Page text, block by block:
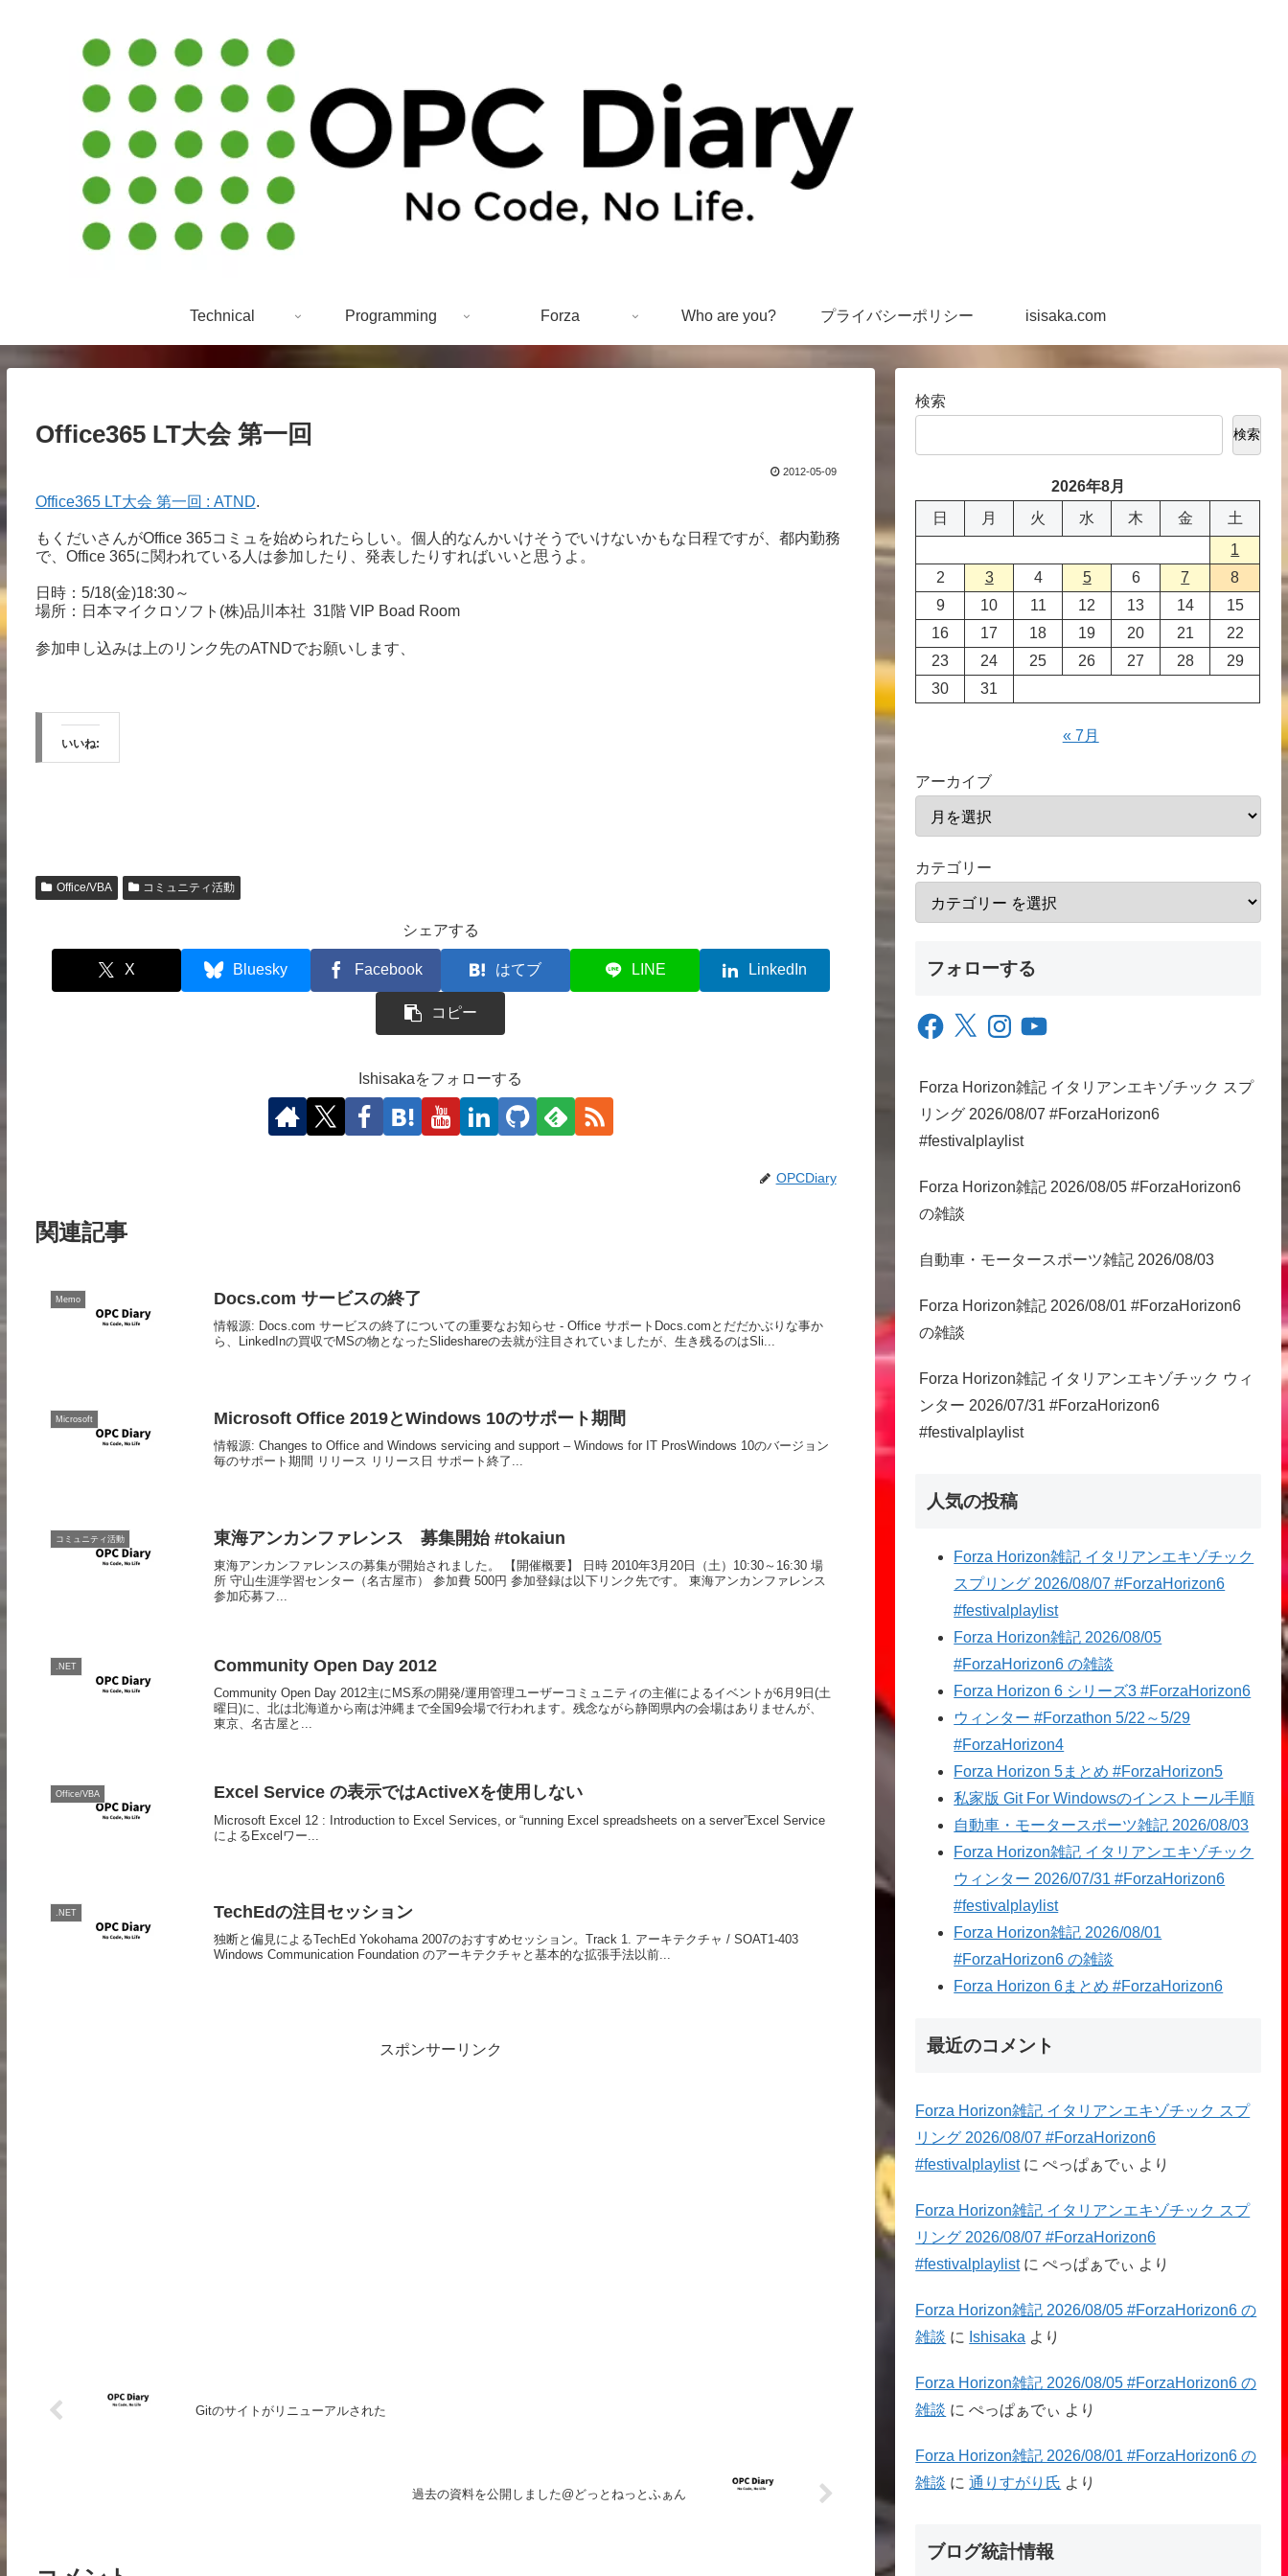
Technical Programming Forza Who are you? プライバシーポリシー isisaka.com
Office365 LT大会 第一回
2012-05-09
Office365 LT大会 第一回 : ATND.
もくだいさんがOffice 365コミュを始められたらしい。個人的なんかいけそうでいけないかもな日程ですが、都内勤務
で、Office 365に関われている人は参加したり、発表したりすればいいと思うよ。
日時：5/18(金)18:30～
場所：日本マイクロソフト(株)品川本社 31階 VIP Boad Room
参加申し込みは上のリンク先のATNDでお願いします、
いいね:
Office/VBA コミュニティ活動
シェアする
X Bluesky Facebook はてブ LINE LinkedIn
コピー
Ishisakaをフォローする
OPCDiary
関連記事
Memo Docs.com サービスの終了
情報源: Docs.com サービスの終了についての重要なお知らせ - Office サポートDocs.comとだだかぶりな事か
ら、LinkedInの買収でMSの物となったSlideshareの去就が注目されていましたが、生き残るのはSli...
Microsoft Microsoft Office 2019とWindows 10のサポート期間
情報源: Changes to Office and Windows servicing and support – Windows for IT ProsWindows 10のバージョン
毎のサポート期間 リリース リリース日 サポート終了...
コミュニティ活動 東海アンカンファレンス 募集開始 #tokaiun
東海アンカンファレンスの募集が開始されました。 【開催概要】 日時 2010年3月20日（土）10:30～16:30 場
所 守山生涯学習センター（名古屋市） 参加費 500円 参加登録は以下リンク先です。 東海アンカンファレンス
参加応募フ...
.NET Community Open Day 2012
Community Open Day 2012主にMS系の開発/運用管理ユーザーコミュニティの主催によるイベントが6月9日(土
曜日)に、北は北海道から南は沖縄まで全国9会場で行われます。残念ながら静岡県内の会場はありませんが、
東京、名古屋と...
Office/VBA Excel Service の表示ではActiveXを使用しない
Microsoft Excel 12 : Introduction to Excel Services, or “running Excel spreadsheets on a server”Excel Service
によるExcelワー...
.NET TechEdの注目セッション
独断と偏見によるTechEd Yokohama 2007のおすすめセッション。Track 1. アーキテクチャ / SOAT1-403
Windows Communication Foundation のアーキテクチャと基本的な拡張手法以前...
スポンサーリンク
Gitのサイトがリニューアルされた
過去の資料を公開しました@どっとねっとふぁん
検索
検索
2026年8月
日
月 火 水 木 金
土
1
2
3 4 5 6 7
8
9
10 11 12 13 14
15
16
17 18 19 20 21
22
23
24 25 26 27 28
29
30
31
« 7月
アーカイブ
カテゴリー
フォローする
Facebook
X InstagramYouTube
Forza Horizon雑記 イタリアンエキゾチック スプ
リング 2026/08/07 #ForzaHorizon6
#festivalplaylist
Forza Horizon雑記 2026/08/05 #ForzaHorizon6
の雑談
自動車・モータースポーツ雑記 2026/08/03
Forza Horizon雑記 2026/08/01 #ForzaHorizon6
の雑談
Forza Horizon雑記 イタリアンエキゾチック ウィ
ンター 2026/07/31 #ForzaHorizon6
#festivalplaylist
人気の投稿
Forza Horizon雑記 イタリアンエキゾチック
スプリング 2026/08/07 #ForzaHorizon6
#festivalplaylist
Forza Horizon雑記 2026/08/05
#ForzaHorizon6 の雑談
Forza Horizon 6 シリーズ3 #ForzaHorizon6
ウィンター #Forzathon 5/22～5/29
#ForzaHorizon4
Forza Horizon 5まとめ #ForzaHorizon5
私家版 Git For Windowsのインストール手順
自動車・モータースポーツ雑記 2026/08/03
Forza Horizon雑記 イタリアンエキゾチック
ウィンター 2026/07/31 #ForzaHorizon6
#festivalplaylist
Forza Horizon雑記 2026/08/01
#ForzaHorizon6 の雑談
Forza Horizon 6まとめ #ForzaHorizon6
最近のコメント
Forza Horizon雑記 イタリアンエキゾチック スプ
リング 2026/08/07 #ForzaHorizon6
#festivalplaylistにぺっぱぁでぃ より
Forza Horizon雑記 イタリアンエキゾチック スプ
リング 2026/08/07 #ForzaHorizon6
#festivalplaylistにぺっぱぁでぃ より
Forza Horizon雑記 2026/08/05 #ForzaHorizon6 の
雑談 に Ishisaka より
Forza Horizon雑記 2026/08/05 #ForzaHorizon6 の
雑談 にぺっぱぁでぃ より
Forza Horizon雑記 2026/08/01 #ForzaHorizon6 の
雑談 に通りすがり氏 より
ブログ統計情報